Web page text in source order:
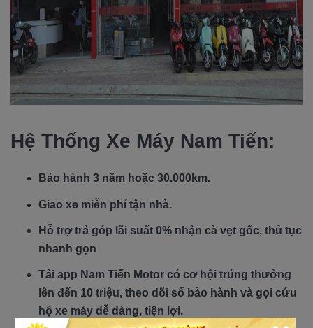
Hệ Thống Xe Máy Nam Tiến:
Bảo hành 3 năm hoặc 30.000km.
Giao xe miễn phí tận nhà.
Hỗ trợ trả góp lãi suất 0% nhận cà vẹt gốc, thủ tục
nhanh gọn
Tải app Nam Tiến Motor có cơ hội trúng thưởng
lên đến 10 triệu, theo dõi sổ bảo hành và gọi cứu
hộ xe máy dễ dàng, tiện lợi.